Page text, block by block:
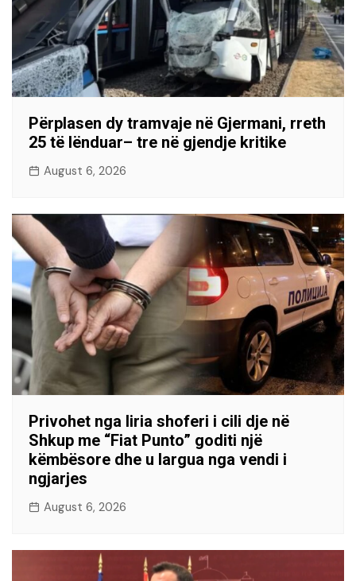
Përplasen dy tramvaje në Gjermani, rreth
25 të lënduar– tre në gjendje kritike
August 6, 2026
Privohet nga liria shoferi i cili dje në
Shkup me “Fiat Punto” goditi një
këmbësore dhe u largua nga vendi i
ngjarjes
August 6, 2026